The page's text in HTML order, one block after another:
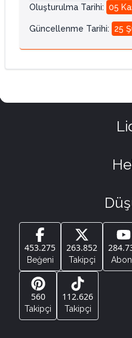
Oluşturulma Tarihi: 05
Güncellenme Tarihi: 25
453.275
Beğeni
263.852
Takipçi
560
Takipçi
112.626
Takipçi